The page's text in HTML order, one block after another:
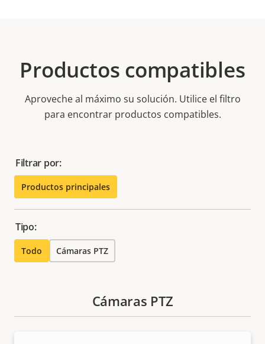
Productos compatibles
Aproveche al máximo su solución. Utilice el filtro
para encontrar productos compatibles.
Filtrar por:
Productos principales
Tipo:
Todo Cámaras PTZ
Cámaras PTZ